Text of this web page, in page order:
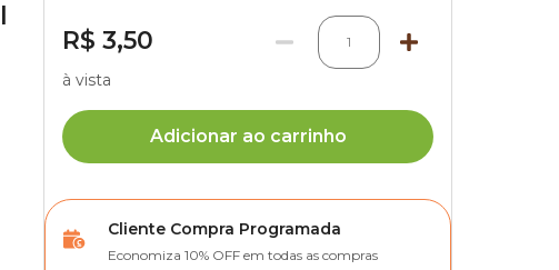
R$ 3,50 1
à vista
Adicionar ao carrinho
Cliente Compra Programada
Economiza 10% OFF em todas as compras